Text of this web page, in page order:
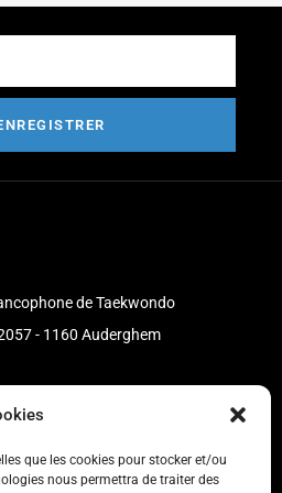
que les cookies pour stocker et/ou
nous permettra de traiter des
de Taekwondo
- 1160 Auderghem